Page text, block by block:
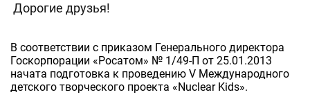
Дорогие друзья!
В соответствии с приказом Генерального директора
Госкорпорации «Росатом» № 1/49-П от 25.01.2013
начата подготовка к проведению V Международного
детского творческого проекта «Nuclear Kids».